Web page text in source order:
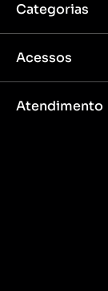
Categorias
Acessos
Atendimento